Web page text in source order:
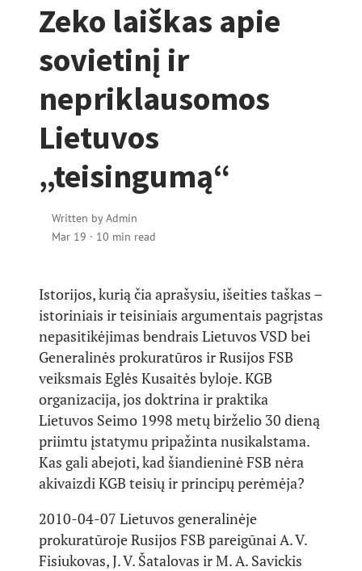
Zeko laiškas apie
sovietinį ir
nepriklausomos
Lietuvos
„teisingumą“
Written byAdmin
Mar 19 · 10 min read
Istorijos, kurią čia aprašysiu, išeities taškas –
istoriniais ir teisiniais argumentais pagrįstas
nepasitikėjimas bendrais Lietuvos VSD bei
Generalinės prokuratūros ir Rusijos FSB
veiksmais Eglės Kusaitės byloje. KGB
organizacija, jos doktrina ir praktika
Lietuvos Seimo 1998 metų birželio 30 dieną
priimtu įstatymu pripažinta nusikalstama.
Kas gali abejoti, kad šiandieninė FSB nėra
akivaizdi KGB teisių ir principų perėmėja?
2010-04-07 Lietuvos generalinėje
prokuratūroje Rusijos FSB pareigūnai A. V.
Fisiukovas, J. V. Šatalovas ir M. A. Savickis